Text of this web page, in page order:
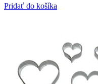
Pridať do košíka